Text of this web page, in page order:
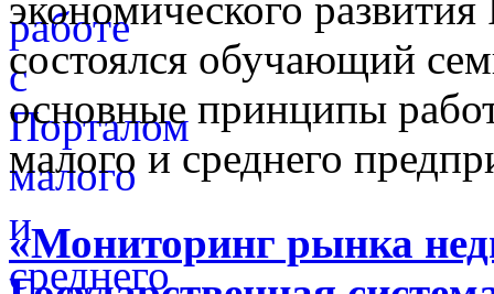
экономического
состоялся обучающий
основные принципы
малого и среднего
«Мониторинг рынка